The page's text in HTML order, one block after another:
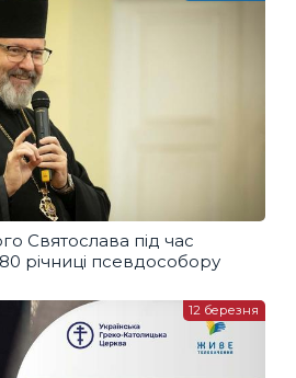
Святослава під час
річниці псевдособору
12 березня